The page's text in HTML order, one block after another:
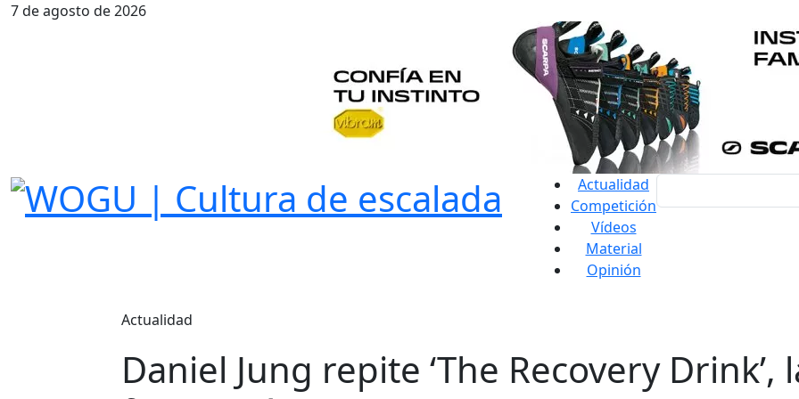
7 de agosto de 2026
Actualidad
Competición
Vídeos
Material
Opinión
Actualidad
Daniel Jung repite ‘The Recovery Drink’,